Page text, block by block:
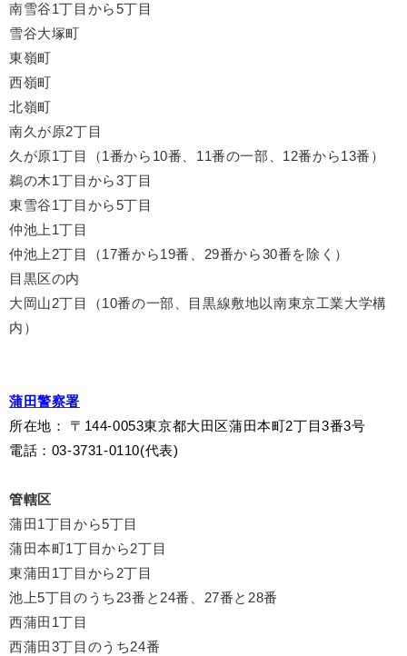
南雪谷1丁目から5丁目
雪谷大塚町
東嶺町
西嶺町
北嶺町
南久が原2丁目
久が原1丁目（1番から10番、11番の一部、12番から13番）
鵜の木1丁目から3丁目
東雪谷1丁目から5丁目
仲池上1丁目
仲池上2丁目（17番から19番、29番から30番を除く）
目黒区の内
大岡山2丁目（10番の一部、目黒線敷地以南東京工業大学構
内）
蒲田警察署
所在地 ：
〒144-0053東京都大田区蒲田本町2丁目3番3号
電話：03-3731-0110(代表)
管轄区
蒲田1丁目から5丁目
蒲田本町1丁目から2丁目
東蒲田1丁目から2丁目
池上5丁目のうち23番と24番、27番と28番
西蒲田1丁目
西蒲田3丁目のうち24番